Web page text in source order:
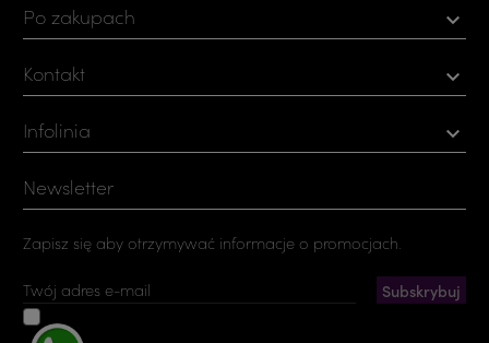
Po zakupach 
Kontakt 
Infolinia 
Newsletter
Zapisz się aby otrzymywać informacje o promocjach.
prywatności